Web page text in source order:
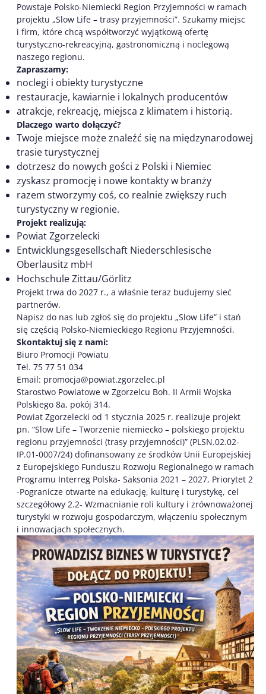
Powstaje Polsko-Niemiecki Region Przyjemności w ramach
projektu „Slow Life – trasy przyjemności”. Szukamy miejsc
i firm, które chcą współtworzyć wyjątkową ofertę
turystyczno-rekreacyjną, gastronomiczną i noclegową
naszego regionu.
Zapraszamy:
noclegi i obiekty turystyczne
restauracje, kawiarnie i lokalnych producentów
atrakcje, rekreację, miejsca z klimatem i historią.
Dlaczego warto dołączyć?
Twoje miejsce może znaleźć się na międzynarodowej
trasie turystycznej
dotrzesz do nowych gości z Polski i Niemiec
zyskasz promocję i nowe kontakty w branży
razem stworzymy coś, co realnie zwiększy ruch
turystyczny w regionie.
Projekt realizują:
Powiat Zgorzelecki
Entwicklungsgesellschaft Niederschlesische
Oberlausitz mbH
Hochschule Zittau/Görlitz
Projekt trwa do 2027 r., a właśnie teraz budujemy sieć
partnerów.
Napisz do nas lub zgłoś się do projektu „Slow Life” i stań
się częścią Polsko-Niemieckiego Regionu Przyjemności.
Skontaktuj się z nami:
Biuro Promocji Powiatu
Tel. 75 77 51 034
Email: promocja@powiat.zgorzelec.pl
Starostwo Powiatowe w Zgorzelcu Boh. II Armii Wojska
Polskiego 8a, pokój 314.
Powiat Zgorzelecki od 1 stycznia 2025 r. realizuje projekt
pn. “Slow Life – Tworzenie niemiecko – polskiego projektu
regionu przyjemności (trasy przyjemności)” (PLSN.02.02-
IP.01-0007/24) dofinansowany ze środków Unii Europejskiej
z Europejskiego Funduszu Rozwoju Regionalnego w ramach
Programu Interreg Polska- Saksonia 2021 – 2027, Priorytet 2
-Pogranicze otwarte na edukację, kulturę i turystykę, cel
szczegółowy 2.2- Wzmacnianie roli kultury i zrównoważonej
turystyki w rozwoju gospodarczym, włączeniu społecznym
i innowacjach społecznych.